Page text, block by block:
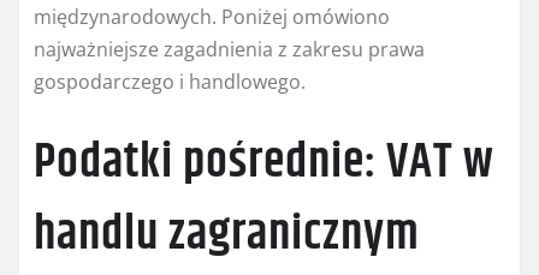
międzynarodowych. Poniżej omówiono
najważniejsze zagadnienia z zakresu prawa
gospodarczego i handlowego.
Podatki pośrednie: VAT w
handlu zagranicznym